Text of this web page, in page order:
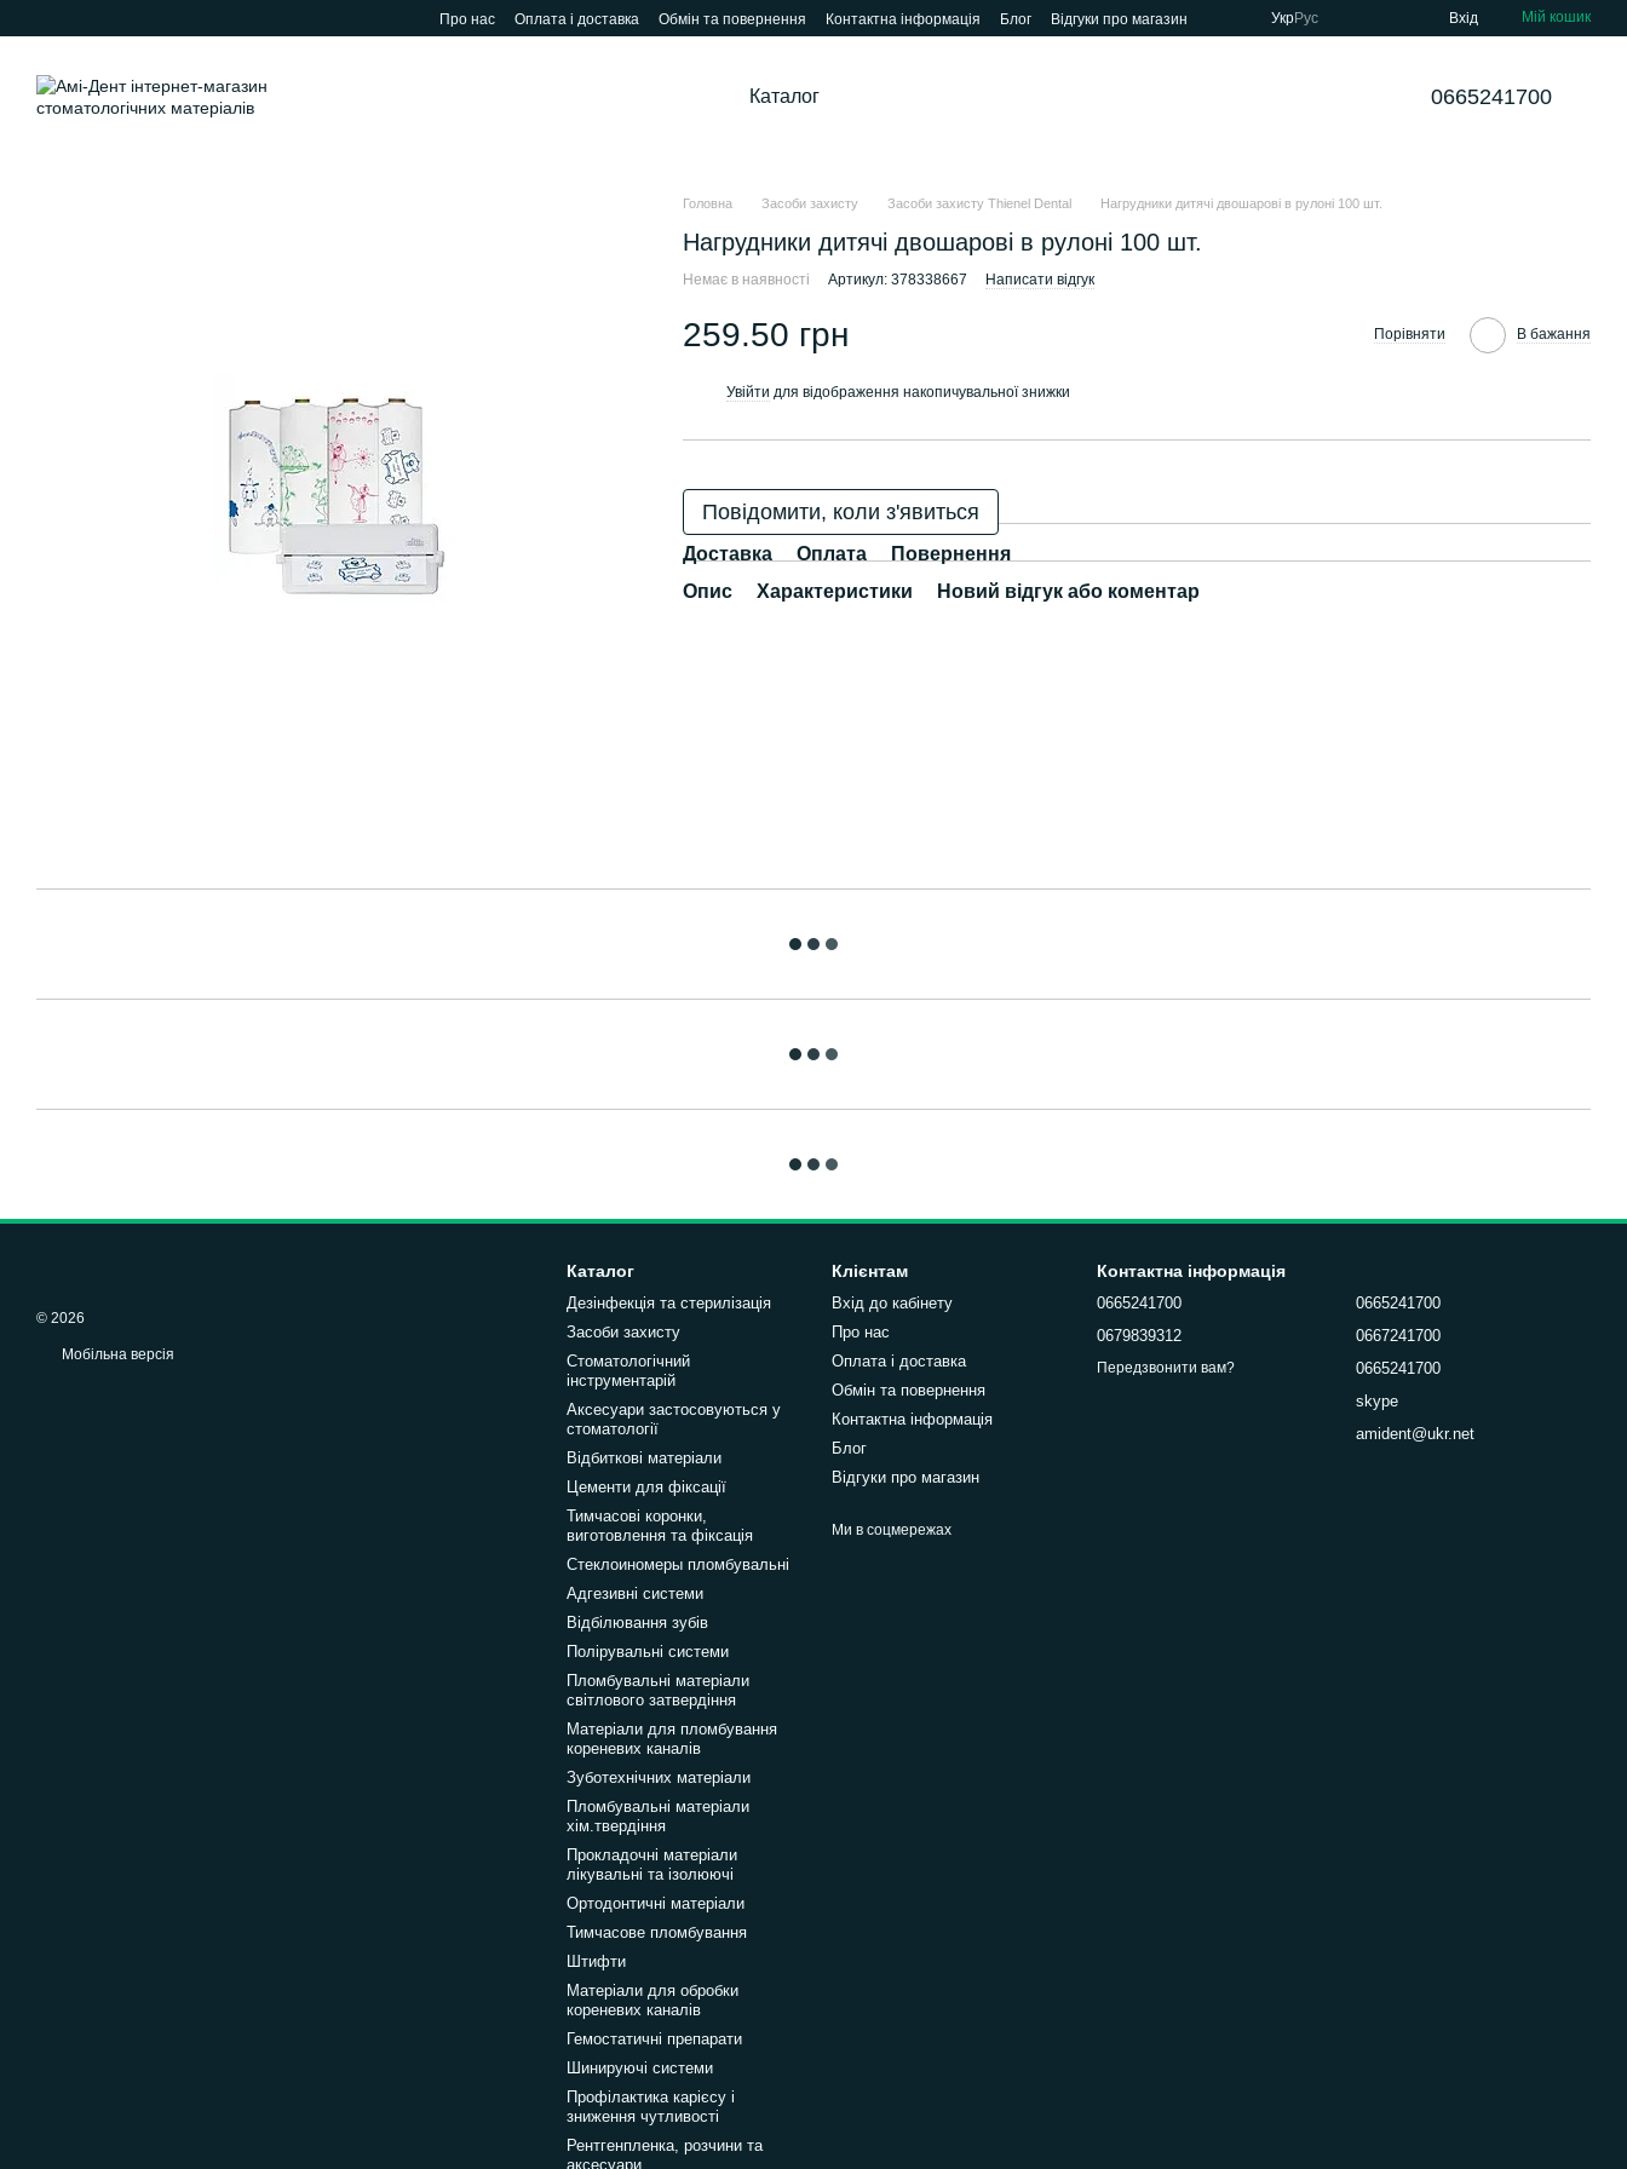
Про нас Оплата і доставка Обмін та повернення Контактна інформація Блог Відгуки про магазин УкрРус Вхід Мій кошик
Каталог 0665241700
Головна Засоби захисту Засоби захисту Thienel Dental Нагрудники дитячі двошарові в рулоні 100 шт.
Нагрудники дитячі двошарові в рулоні 100 шт.
Немає в наявності Артикул: 378338667 Написати відгук
259.50 грн Порівняти В бажання
Увійти для відображення накопичувальної знижки
Повідомити, коли з'явиться
Доставка Оплата
Повернення
Опис
Характеристики Новий відгук або коментар
© 2026
Мобільна версія
Каталог
Дезінфекція та стерилізація
Засоби захисту
Стоматологічний
інструментарій
Аксесуари застосовуються у
стоматології
Відбиткові матеріали
Цементи для фіксації
Тимчасові коронки,
виготовлення та фіксація
Стеклоиномеры пломбувальні
Адгезивні системи
Відбілювання зубів
Полірувальні системи
Пломбувальні матеріали
світлового затвердіння
Матеріали для пломбування
кореневих каналів
Зуботехнічних матеріали
Пломбувальні матеріали
хім.твердіння
Прокладочні матеріали
лікувальні та ізолюючі
Ортодонтичні матеріали
Тимчасове пломбування
Штифти
Матеріали для обробки
кореневих каналів
Гемостатичні препарати
Шинируючі системи
Профілактика карієсу і
зниження чутливості
Рентгенпленка, розчини та
аксесуари
Клієнтам
Вхід до кабінету
Про нас
Оплата і доставка
Обмін та повернення
Контактна інформація
Блог
Відгуки про магазин
Ми в соцмережах
Контактна інформація
0665241700
0679839312
Передзвонити вам?
0665241700
0667241700
0665241700
skype
amident@ukr.net